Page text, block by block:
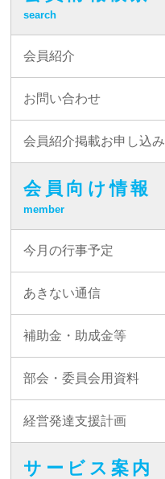
search
会員紹介
お問い合わせ
会員紹介掲載お申し込み
会員向け情報
member
今月の行事予定
あきない通信
補助金・助成金等
部会・委員会用資料
経営発達支援計画
サービス案内